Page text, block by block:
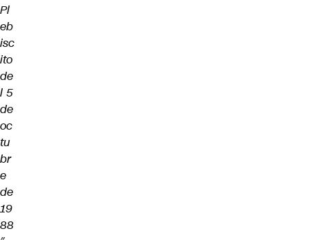
Pl
eb
isc
ito
de
l 5
de
oc
tu
br
e
de
19
88